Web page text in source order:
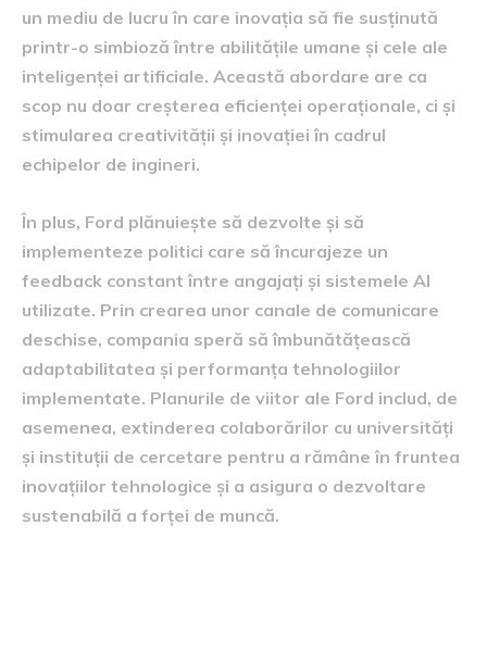
un mediu de lucru în care inovația să fie susținută
printr-o simbioză între abilitățile umane și cele ale
inteligenței artificiale. Această abordare are ca
scop nu doar creșterea eficienței operaționale, ci și
stimularea creativității și inovației în cadrul
echipelor de ingineri.
În plus, Ford plănuiește să dezvolte și să
implementeze politici care să încurajeze un
feedback constant între angajați și sistemele AI
utilizate. Prin crearea unor canale de comunicare
deschise, compania speră să îmbunătățească
adaptabilitatea și performanța tehnologiilor
implementate. Planurile de viitor ale Ford includ, de
asemenea, extinderea colaborărilor cu universități
și instituții de cercetare pentru a rămâne în fruntea
inovațiilor tehnologice și a asigura o dezvoltare
sustenabilă a forței de muncă.